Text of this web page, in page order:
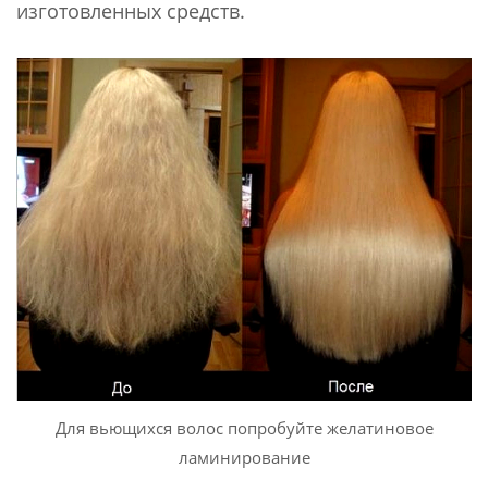
изготовленных средств.
Для вьющихся волос попробуйте желатиновое
ламинирование